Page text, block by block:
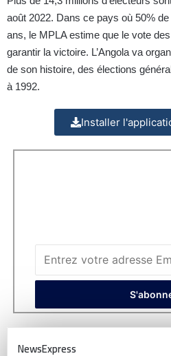
août 2022. Dans ce pays où 50%
ans, le MPLA estime que le vote
garantir la victoire. L’Angola va
de son histoire, des élections
à 1992.
Installer
NewsExpress